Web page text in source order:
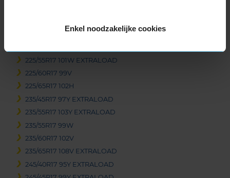
Enkel noodzakelijke cookies
225/55R17 101W EXTRALOAD
225/60R17 99V
225/65R17 102H
235/45R17 97Y EXTRALOAD
235/55R17 103Y EXTRALOAD
235/55R17 99W
235/60R17 102V
235/65R17 108V EXTRALOAD
245/40R17 95Y EXTRALOAD